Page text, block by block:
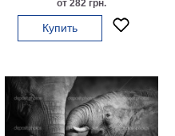
от 282 грн.
Купить